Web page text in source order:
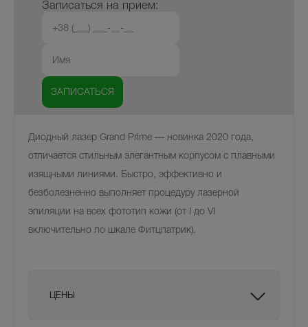
Записаться на прием:
Диодный лазер Grand Prime — новинка 2020 года,
отличается стильным элегантным корпусом с плавными
изящными линиями. Быстро, эффективно и
безболезненно выполняет процедуру лазерной
эпиляции на всех фототип кожи (от I до VI
включительно по шкале Фитцпатрик).
ЦЕНЫ